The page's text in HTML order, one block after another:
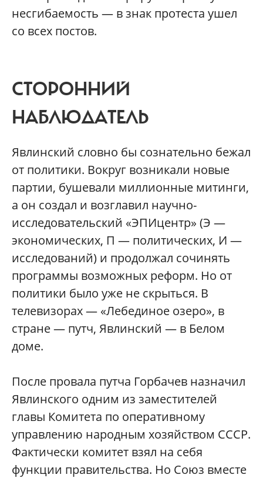
несгибаемость — в знак протеста ушел
со всех постов.
СТОРОННИЙ
НАБЛЮДАТЕЛЬ
Явлинский словно бы сознательно бежал
от политики. Вокруг возникали новые
партии, бушевали миллионные митинги,
а он создал и возглавил научно-
исследовательский «ЭПИцентр» (Э —
экономических, П — политических, И —
исследований) и продолжал сочинять
программы возможных реформ. Но от
политики было уже не скрыться. В
телевизорах — «Лебединое озеро», в
стране — путч, Явлинский — в Белом
доме.
После провала путча Горбачев назначил
Явлинского одним из заместителей
главы Комитета по оперативному
управлению народным хозяйством СССР.
Фактически комитет взял на себя
функции правительства. Но Союз вместе